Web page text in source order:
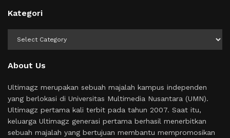
Kategori
About Us
Ultimagz merupakan sebuah majalah kampus independen
yang berlokasi di Universitas Multimedia Nusantara (UMN).
Ultimagz pertama kali terbit pada tahun 2007. Saat itu,
keluarga Ultimagz generasi pertama berhasil menerbitkan
sebuah majalah yang bertujuan membantu mempromosikan